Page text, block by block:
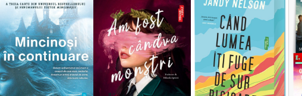
cu lumi alternative vor găsi multe lucruri interesante în această carte
sub forma unui desert delicat... O poveste romantică în care nu este neglijată